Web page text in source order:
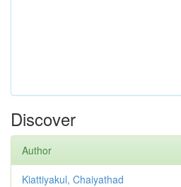
Discover
Author
Kiattiyakul, Chaiyathad